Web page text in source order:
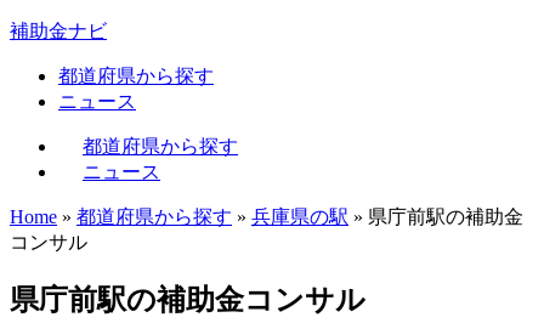
補助金ナビ
都道府県から探す
ニュース
都道府県から探す
ニュース
Home » 都道府県から探す » 兵庫県の駅 » 県庁前駅の補助金
コンサル
県庁前駅の補助金コンサル